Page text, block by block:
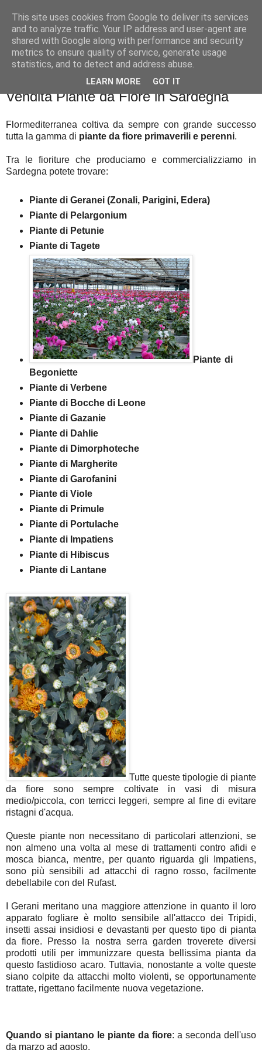
Vendita Piante da Fiore in Sardegna
Flormediterranea coltiva da sempre con grande successo
tutta la gamma di piante da fiore primaverili e perenni.
Tra le fioriture che produciamo e commercializziamo in
Sardegna potete trovare:
­Piante di Geranei (Zonali, Parigini, Edera)
­­Piante di Pelargonium
­­Piante di Petunie
­­Piante di Tagete
­­Piante di
Begoniette
­­Piante di Verbene
­­Piante di Bocche di Leone
­­Piante di Gazanie
­­Piante di Dahlie
­­Piante di Dimorphoteche
­­Piante di Margherite
­­Piante di Garofanini
­­Piante di Viole
­­Piante di Primule
­­Piante di Portulache
­­Piante di Impatiens
­­Piante di Hibiscus
­­Piante di Lantane
­Tutte queste tipologie di piante
da fiore sono sempre coltivate in vasi di misura
medio/piccola, con terricci leggeri, sempre al fine di evitare
ristagni d'acqua.
Queste piante non necessitano di particolari attenzioni, se
non almeno una volta al mese di trattamenti contro afidi e
mosca bianca, mentre, per quanto riguarda gli Impatiens,
sono più sensibili ad attacchi di ragno rosso, facilmente
debellabile con del Rufast.
I Gerani meritano una maggiore attenzione in quanto il loro
apparato fogliare è molto sensibileall'attacco dei Tripidi,
insetti assai insidiosi e devastanti per questo tipo di pianta
da fiore. Presso la nostra serra garden troverete diversi
prodotti utili per immunizzare questa bellissima pianta da
questofastidioso acaro. Tuttavia, nonostante a volte queste
siano colpite da attacchi molto violenti, se opportunamente
trattate, rigettano facilmente nuova vegetazione.
Quando si piantano le piante da fiore: a seconda dell'uso
da marzo ad agosto.
This site uses cookies from Google to deliver its services
and to analyze traffic. Your IP address and user-agent are
shared with Google along with performance and security
metrics to ensure quality of service, generate usage
statistics, and to detect and address abuse.
LEARN MORE GOT IT